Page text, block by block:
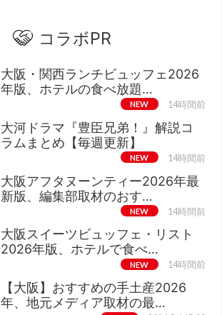
コラボPR
大阪・関西ランチビュッフェ2026
年版、ホテルの食べ放題…
NEW 14時間前
大河ドラマ『豊臣兄弟！』解説コ
ラムまとめ【毎週更新】
NEW 14時間前
大阪アフタヌーンティー2026年最
新版、編集部取材のおす…
NEW 14時間前
大阪スイーツビュッフェ・リスト
2026年版、ホテルで食べ…
NEW 14時間前
【大阪】おすすめの手土産2026
年、地元メディア取材の最…